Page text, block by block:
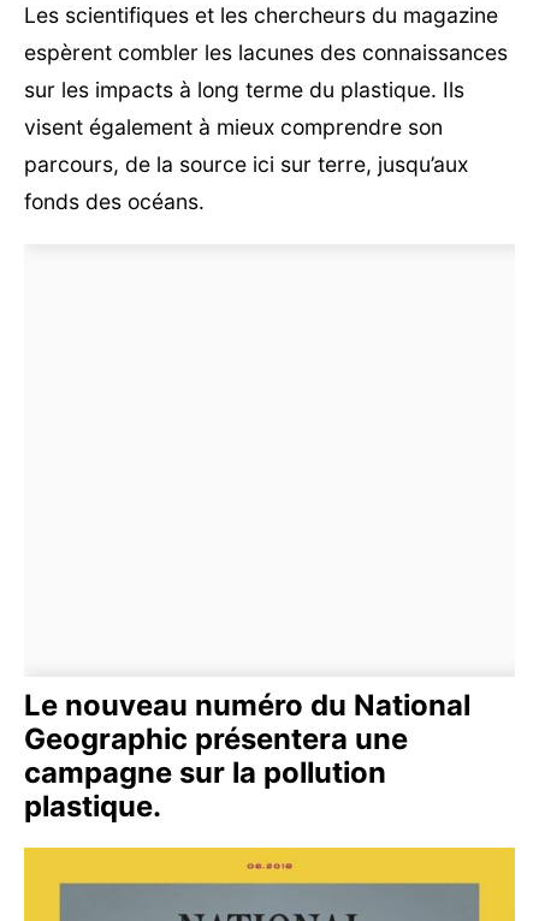
Les scientifiques et les chercheurs du magazine
espèrent combler les lacunes des connaissances
sur les impacts à long terme du plastique. Ils
visent également à mieux comprendre son
parcours, de la source ici sur terre, jusqu’aux
fonds des océans.
Le nouveau numéro du National
Geographic présentera une
campagne sur la pollution
plastique.